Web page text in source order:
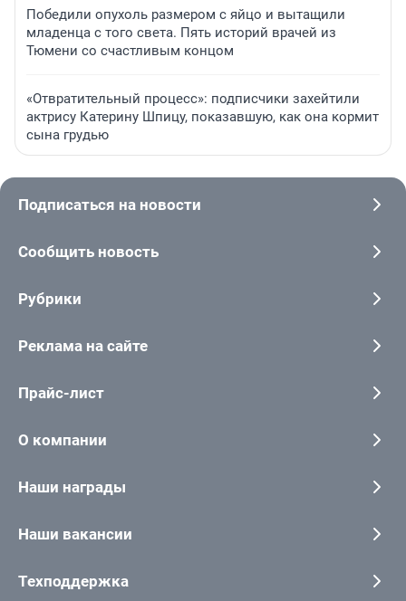
Победили опухоль размером с яйцо и вытащили
младенца с того света. Пять историй врачей из
Тюмени со счастливым концом
«Отвратительный процесс»: подписчики захейтили
актрису Катерину Шпицу, показавшую, как она кормит
сына грудью
Подписаться на новости
Сообщить новость
Рубрики
Реклама на сайте
Прайс-лист
О компании
Наши награды
Наши вакансии
Техподдержка